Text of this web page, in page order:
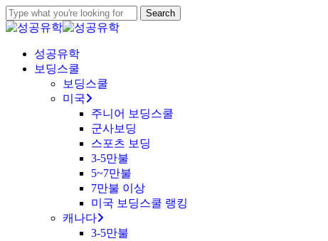
Skip
to
main
content
Search
Close
Menu
성공유학
보딩스쿨
보딩스쿨
미국
주니어 보딩스쿨
군사보딩
스포츠 보딩
3-5만불
5~7만불
7만불 이상
미국 보딩스쿨 랭킹
캐나다
3-5만불